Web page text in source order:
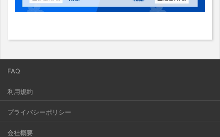
FAQ
利用規約
プライバシーポリシー
会社概要